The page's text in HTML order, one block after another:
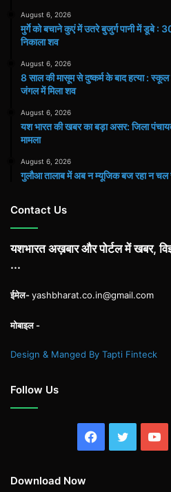
August 6, 2026
मुर्गे को बचाने कुएं में उतरे बुजुर्ग पानी में डूबे :
निकाला शव
August 6, 2026
8 साल की मासूम से दुष्कर्म के बाद हत्या : स्कूल
जंगल में मिला शव
August 6, 2026
यश भारत की खबर का बड़ा असर: जिला
मामला
August 6, 2026
गुलौआ तालाब में अब न म्यूजिक बज रहा न चल
Contact Us
यशभारत अख़बार और पोर्टल में खबर,
...
ईमेल-yashbharat.co.in@gmail.com
मोबाइल -
Design & Manged By Tapti Finteck
Follow Us
Facebook
Twitter
Download Now